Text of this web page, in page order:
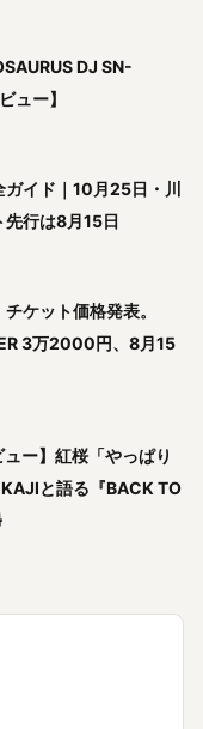
DJ SN-
ュー】
イド｜10月25日・川
先行は8月15日
ケット価格発表。
3万2000円、8月15
ー】紅桜「やっぱり
と語る『BACK TO